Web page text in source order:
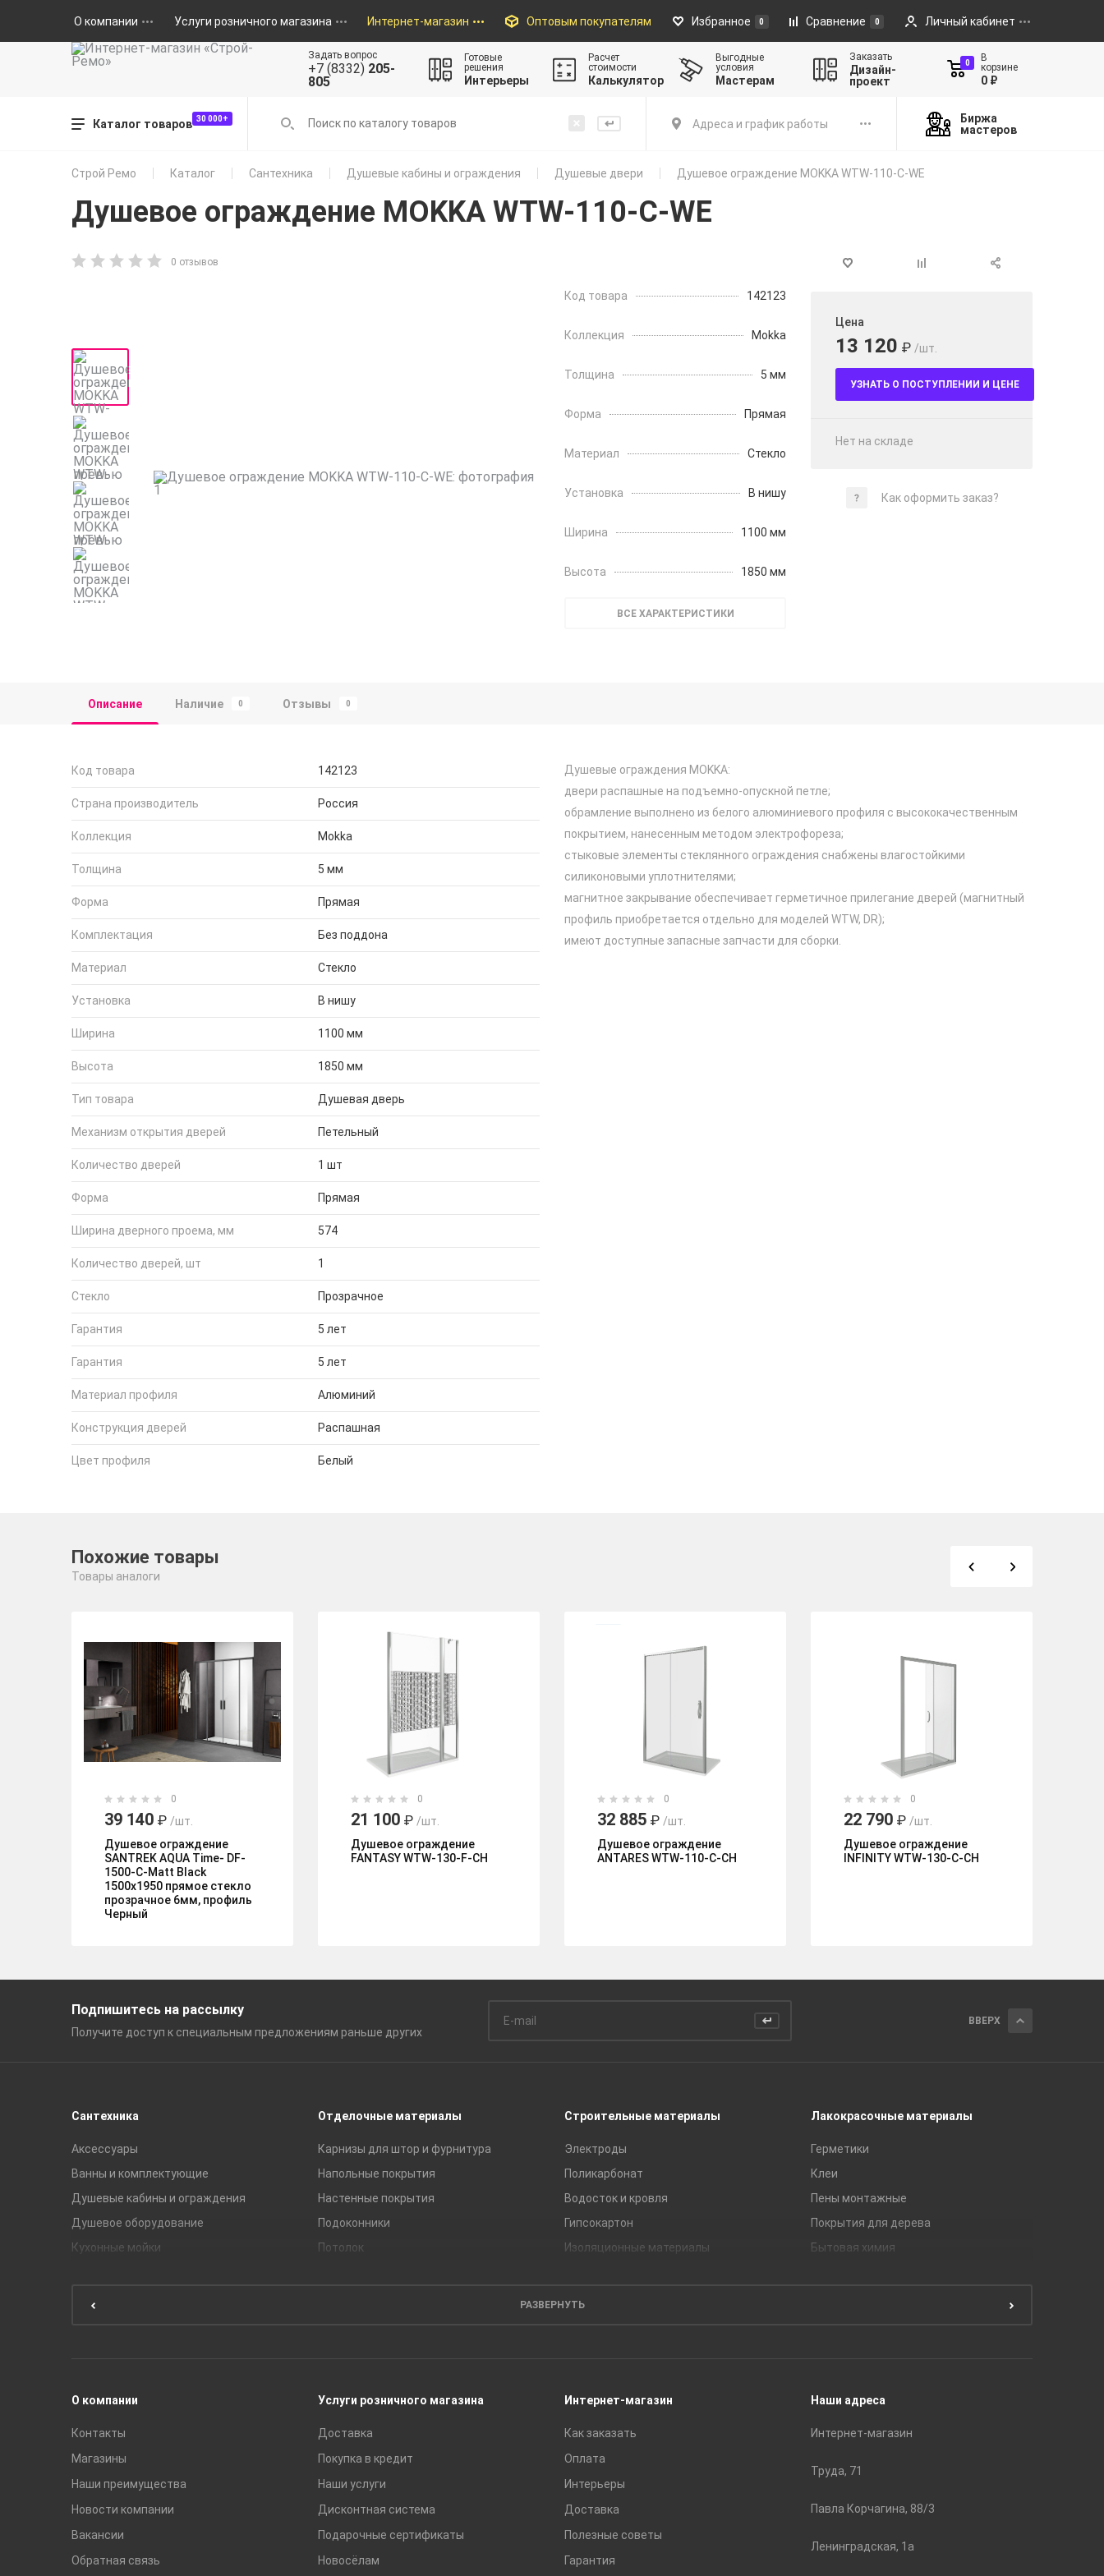
О компании Услуги розничного магазина Интернет-магазин Оптовым покупателям Избранное 0 Сравнение 0 Личный кабинет
Задать вопрос
+7 (8332) 205-
805
Готовые
решения
Интерьеры
Расчет
стоимости
Калькулятор
Выгодные
условия
Мастерам
Заказать
Дизайн-
проект
0
В
корзине
0 ₽
Каталог товаров 30 000+ Адреса и график работы
Биржа
мастеров
Строй Ремо Каталог Сантехника Душевые кабины и ограждения Душевые двери Душевое ограждение MOKKA WTW-110-C-WE
Душевое ограждение MOKKA WTW-110-C-WE
0 отзывов
Код товара 142123
Коллекция Mokka
Толщина 5 мм
Форма Прямая
Материал Стекло
Установка В нишу
Ширина 1100 мм
Высота 1850 мм
ВСЕ ХАРАКТЕРИСТИКИ
Цена
13 120 ₽ /шт.
УЗНАТЬ О ПОСТУПЛЕНИИ И ЦЕНЕ
Нет на складе
Как оформить заказ?
Описание Наличие 0 Отзывы 0
Код товара 142123
Страна производитель Россия
Коллекция Mokka
Толщина 5 мм
Форма Прямая
Комплектация Без поддона
Материал Стекло
Установка В нишу
Ширина 1100 мм
Высота 1850 мм
Тип товара Душевая дверь
Механизм открытия дверей Петельный
Количество дверей 1 шт
Форма Прямая
Ширина дверного проема, мм 574
Количество дверей, шт 1
Стекло Прозрачное
Гарантия 5 лет
Гарантия 5 лет
Материал профиля Алюминий
Конструкция дверей Распашная
Цвет профиля Белый
Душевые ограждения MOKKA:
двери распашные на подъемно-опускной петле;
обрамление выполнено из белого алюминиевого профиля с высококачественным
покрытием, нанесенным методом электрофореза;
стыковые элементы стеклянного ограждения снабжены влагостойкими
силиконовыми уплотнителями;
магнитное закрывание обеспечивает герметичное прилегание дверей (магнитный
профиль приобретается отдельно для моделей WTW, DR);
имеют доступные запасные запчасти для сборки.
Похожие товары
Товары аналоги
0
39 140 ₽ /шт.
Душевое ограждение
SANTREK AQUA Time- DF-
1500-C-Matt Black
1500х1950 прямое стекло
прозрачное 6мм, профиль
Черный
0
21 100 ₽ /шт.
Душевое ограждение
FANTASY WTW-130-F-CH
0
32 885 ₽ /шт.
Душевое ограждение
ANTARES WTW-110-C-CH
0
22 790 ₽ /шт.
Душевое ограждение
INFINITY WTW-130-C-CH
Подпишитесь на рассылку
Получите доступ к специальным предложениям раньше других
ВВЕРХ
Сантехника
Аксессуары
Ванны и комплектующие
Душевые кабины и ограждения
Душевое оборудование
Кухонные мойки
Отделочные материалы
Карнизы для штор и фурнитура
Напольные покрытия
Настенные покрытия
Подоконники
Потолок
Строительные материалы
Электроды
Поликарбонат
Водосток и кровля
Гипсокартон
Изоляционные материалы
Сухие смеси
Лакокрасочные материалы
Герметики
Клеи
Пены монтажные
Покрытия для дерева
Бытовая химия
РАЗВЕРНУТЬ
О компании
Контакты
Магазины
Наши преимущества
Новости компании
Вакансии
Обратная связь
Услуги розничного магазина
Доставка
Покупка в кредит
Наши услуги
Дисконтная система
Подарочные сертификаты
Новосёлам
Интернет-магазин
Как заказать
Оплата
Интерьеры
Доставка
Полезные советы
Гарантия
Наши адреса
Интернет-магазин
Труда, 71
Павла Корчагина, 88/3
Ленинградская, 1а